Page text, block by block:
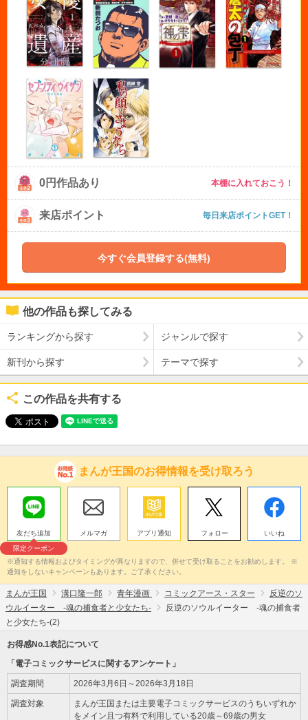
0円作品あり 本棚に入れておこう！
来店ポイント 毎日来店ポイントGET！
今すぐ会員登録する(無料)
他の作品も探してみる
ランキングから探す ジャンルで探す
新刊から探す テーマで探す
この作品を共有する
まんが王国のお得情報を受け取ろう
友だち追加
限定クーポン
メルマガ アプリ通知 フォロー いいね
※通知する情報およびタイミングが異なりますので、併せて受け取ることをお勧めします。 ※
通知をしないキャンペーンもあります。ご了承ください。
まんが王国 溝口隆一郎 青年漫画 コミックアース・スター
反逆のソ
ウルイーター -魂の捕食者と少女たち-
反逆のソウルイーター -魂の捕食者
と少女たち-(2)
お得感No.1表記について
「電子コミックサービスに関するアンケート」
調査期間 2026年3月6日～2026年3月18日
調査対象
まんが王国または主要電子コミックサービスのうちいずれか
をメイン且つ有料で利用している20歳～69歳の男女